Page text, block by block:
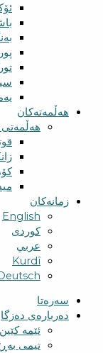
هەڵمەتەکان
هەڵمەتی
زمانەکان
English
کوردی
عربي
Kurdî
سەرەتا
دەربارەی دەزگا
ئێمە
تیمی